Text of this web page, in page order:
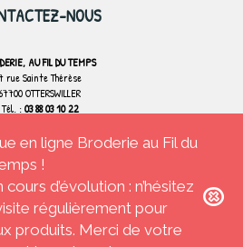
NOUS
AU FIL DU TEMPS
rue Sainte Thérèse
67700 OTTERSWILLER
Tél. :03 88 03 10 22
NOUS
temps
Tous droits réservés
en ligne Broderie au Fil du
!
d’évolution : n’hésitez
régulièrement pour
produits. Merci de votre